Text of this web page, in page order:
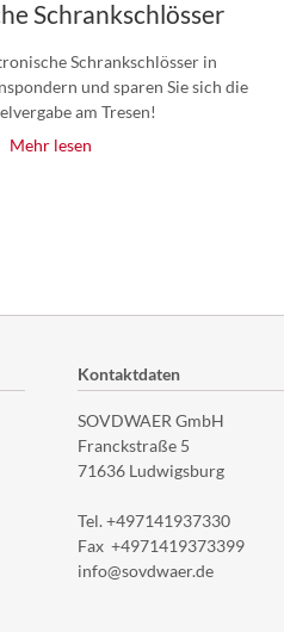
Schrankschlösser
Schrankschlösser in
und sparen Sie sich die
am Tresen!
Mehr lesen
Kontaktdaten
SOVDWAER GmbH
Franckstraße 5
71636 Ludwigsburg
Tel. +497141937330
Fax +4971419373399
info@sovdwaer.de